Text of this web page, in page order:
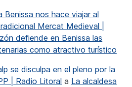
Benissa nos hace viajar al
Mercat Medieval |
defiende en Benissa las
como atractivo turístico
se disculpa en el pleno por la
| Radio Litoral a La alcaldesa